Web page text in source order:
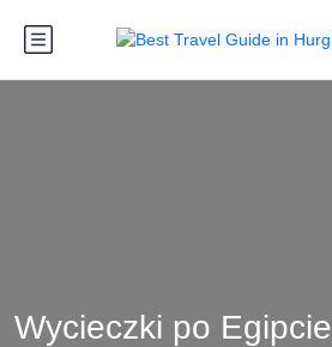
Wycieczki po Egipcie